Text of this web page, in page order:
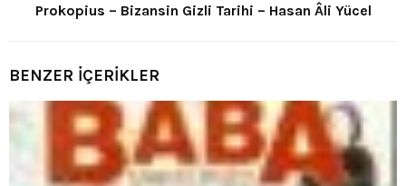
Prokopius – Bizansin Gizli Tarihi – Hasan Âli Yücel
BENZER İÇERİKLER